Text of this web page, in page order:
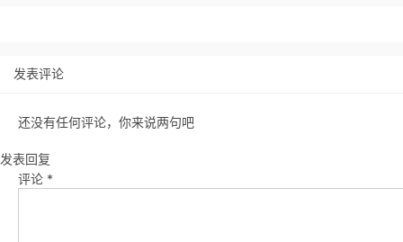
发表评论
还没有任何评论，你来说两句吧
发表回复
评论 *